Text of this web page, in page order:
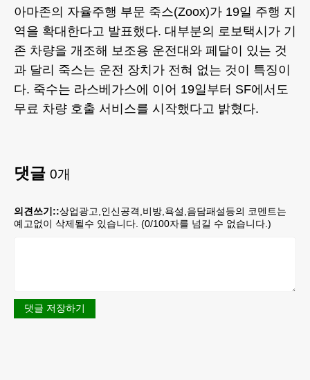
아마존의 자율주행 부문 죽스(Zoox)가 19일 주행 지
역을 확대한다고 발표했다. 대부분의 로보택시가 기
존 차량을 개조해 보조용 운전대와 페달이 있는 것
과 달리 죽스는 운전 장치가 전혀 없는 것이 특징이
다. 죽수는 라스베가스에 이어 19일부터 SF에서도
무료 차량 호출 서비스를 시작했다고 밝혔다.
댓글 0개
의견쓰기::상업광고,인신공격,비방,욕설,음담패설등의 코멘트는
예고없이 삭제될수 있습니다. (0/100자를 넘길 수 없습니다.)
댓글 저장하기